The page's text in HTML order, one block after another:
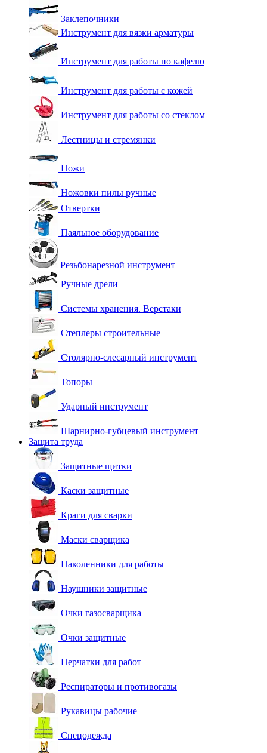
Заклепочники
Инструмент для вязки арматуры
Инструмент для работы по кафелю
Инструмент для работы с кожей
Инструмент для работы со стеклом
Лестницы и стремянки
Ножи
Ножовки пилы ручные
Отвертки
Паяльное оборудование
Резьбонарезной инструмент
Ручные дрели
Системы хранения. Верстаки
Степлеры строительные
Столярно-слесарный инструмент
Топоры
Ударный инструмент
Шарнирно-губцевый инструмент
Защита труда
Защитные щитки
Каски защитные
Краги для сварки
Маски сварщика
Наколенники для работы
Наушники защитные
Очки газосварщика
Очки защитные
Перчатки для работ
Респираторы и противогазы
Рукавицы рабочие
Спецодежда